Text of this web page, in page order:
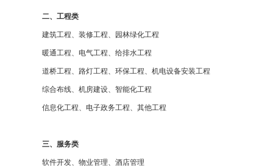
二、工程类
建筑工程、装修工程、园林绿化工程
暖通工程、电气工程、给排水工程
道桥工程、路灯工程、环保工程、机电设备安装工程
综合布线、机房建设、智能化工程
信息化工程、电子政务工程、其他工程
三、服务类
软件开发、物业管理、酒店管理